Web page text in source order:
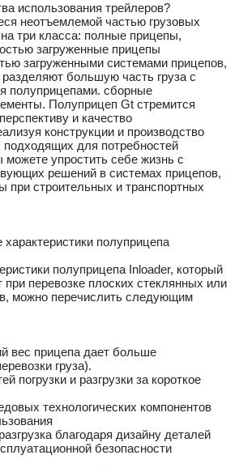
использования трейлеров?
неотъемлемой частью грузовых
три класса: полные прицепы,
загруженные прицепы
загруженными системами прицепов,
большую часть груза с
полуприцепами. сборные
Полуприцеп Gt стремится
и качество
конструкции и производство
для потребностей
можете упростить себе жизнь с
решений в системах прицепов,
при строительных и транспортных
характеристики полуприцепа
полуприцепа Inloader, который
при перевозке плоских стеклянных или
можно перечислить следующим
вес прицепа дает больше
груза).
погрузки и разгрузки за короткое
технологических компонентов
благодаря дизайну деталей
безопасности